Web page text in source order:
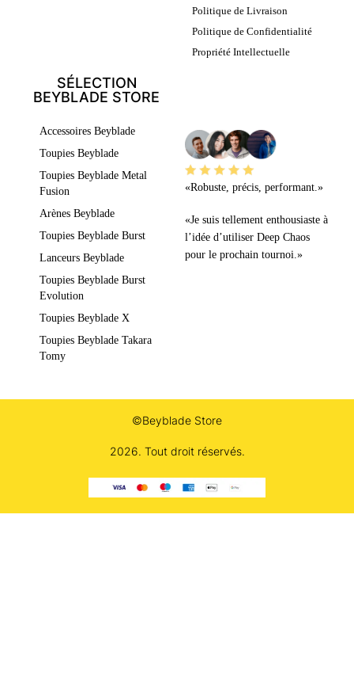
Politique de Livraison
Politique de Confidentialité
Propriété Intellectuelle
SÉLECTION
BEYBLADE STORE
Accessoires Beyblade
Toupies Beyblade
Toupies Beyblade Metal
Fusion
Arènes Beyblade
Toupies Beyblade Burst
Lanceurs Beyblade
Toupies Beyblade Burst
Evolution
Toupies Beyblade X
Toupies Beyblade Takara
Tomy
«Robuste, précis, performant.»
«Je suis tellement enthousiaste à
l’idée d’utiliser Deep Chaos
pour le prochain tournoi.»
©Beyblade Store
2026. Tout droit réservés.